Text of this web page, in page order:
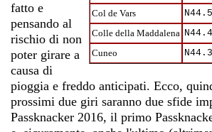
Col de Vars
Colle della Maddalena
Cuneo
fatto e
pensando al
rischio di non
poter girare a
causa di
pioggia e freddo anticipati. Ecco,
prossimi due giri saranno due sfide
Passknacker 2016, il primo